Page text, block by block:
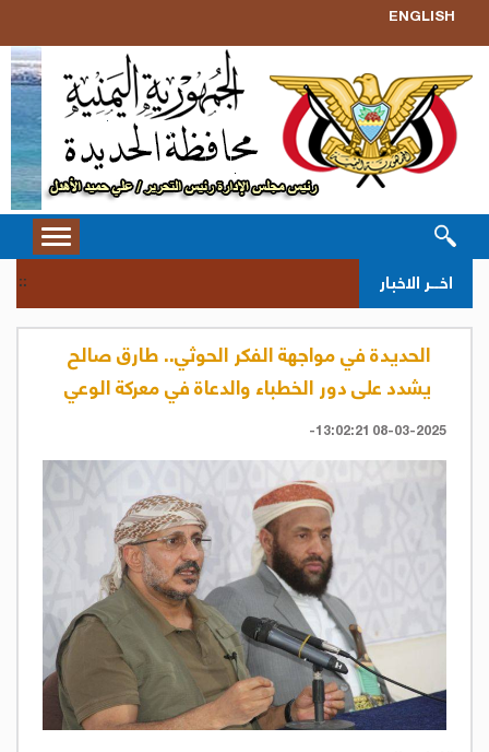
ENGLISH
Toggle
اخــر الاخبار
الحديدة في مواجهة الفكر الحوثي.. طارق صالح
يشدد على دور الخطباء والدعاة في معركة الوعي
08-03-2025 13:02:21-